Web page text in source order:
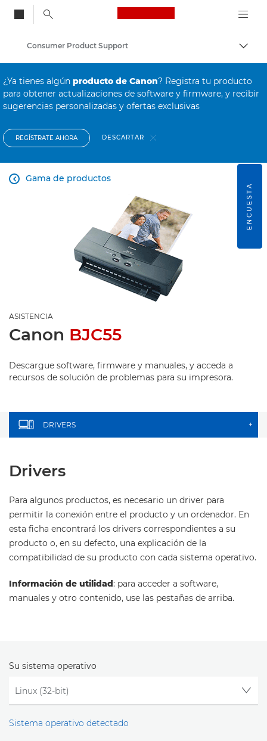
Canon Logo, back
Consumer Product Support
¿Ya tienes algún producto de Canon? Registra tu producto
para obtener actualizaciones de software y firmware, y recibir
sugerencias personalizadas y ofertas exclusivas
REGÍSTRATE AHORA DESCARTAR
Gama de productos

ASISTENCIA
Canon BJC55
Descargue software, firmware y manuales, y acceda a
recursos de solución de problemas para su impresora.
DRIVERS +
Drivers
Para algunos productos, es necesario un driver para
permitir la conexión entre el producto y un ordenador. En
esta ficha encontrará los drivers correspondientes a su
producto o, en su defecto, una explicación de la
compatibilidad de su producto con cada sistema operativo.
Información de utilidad: para acceder a software,
manuales y otro contenido, use las pestañas de arriba.
Su sistema operativo
Sistema operativo detectado
ENCUESTA